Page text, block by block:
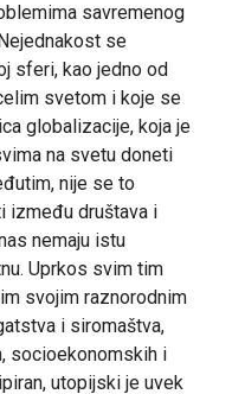
savremenog
se
sferi, kao jedno od
svetom i koje se
globalizacije, koja je
na svetu doneti
nije se to
između društava i
nemaju istu
Uprkos svim tim
svojim raznorodnim
i siromaštva,
socioekonomskih i
utopijski je uvek